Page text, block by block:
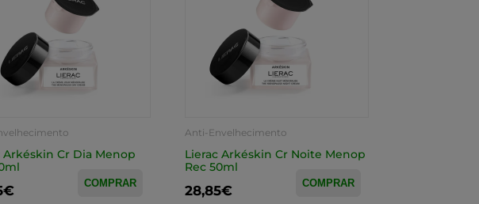
Arkéskin Cr Dia Menop
COMPRAR
Anti-Envelhecimento
Lierac Arkéskin Cr Noite Menop
Rec 50ml
28,85€ COMPRAR